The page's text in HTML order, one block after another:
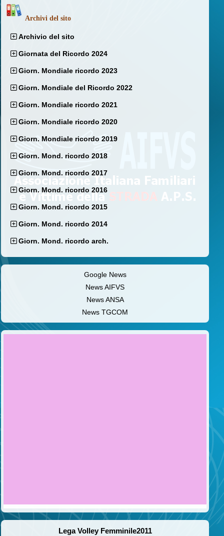
Archivi del sito
Archivio del sito
Giornata del Ricordo 2024
Giorn. Mondiale ricordo 2023
Giorn. Mondiale del Ricordo 2022
Giorn. Mondiale ricordo 2021
Giorn. Mondiale ricordo 2020
Giorn. Mondiale ricordo 2019
Giorn. Mond. ricordo 2018
Giorn. Mond. ricordo 2017
Giorn. Mond. ricordo 2016
Giorn. Mond. ricordo 2015
Giorn. Mond. ricordo 2014
Giorn. Mond. ricordo arch.
Google News
News AIFVS
News ANSA
News TGCOM
Lega Volley Femminile2011